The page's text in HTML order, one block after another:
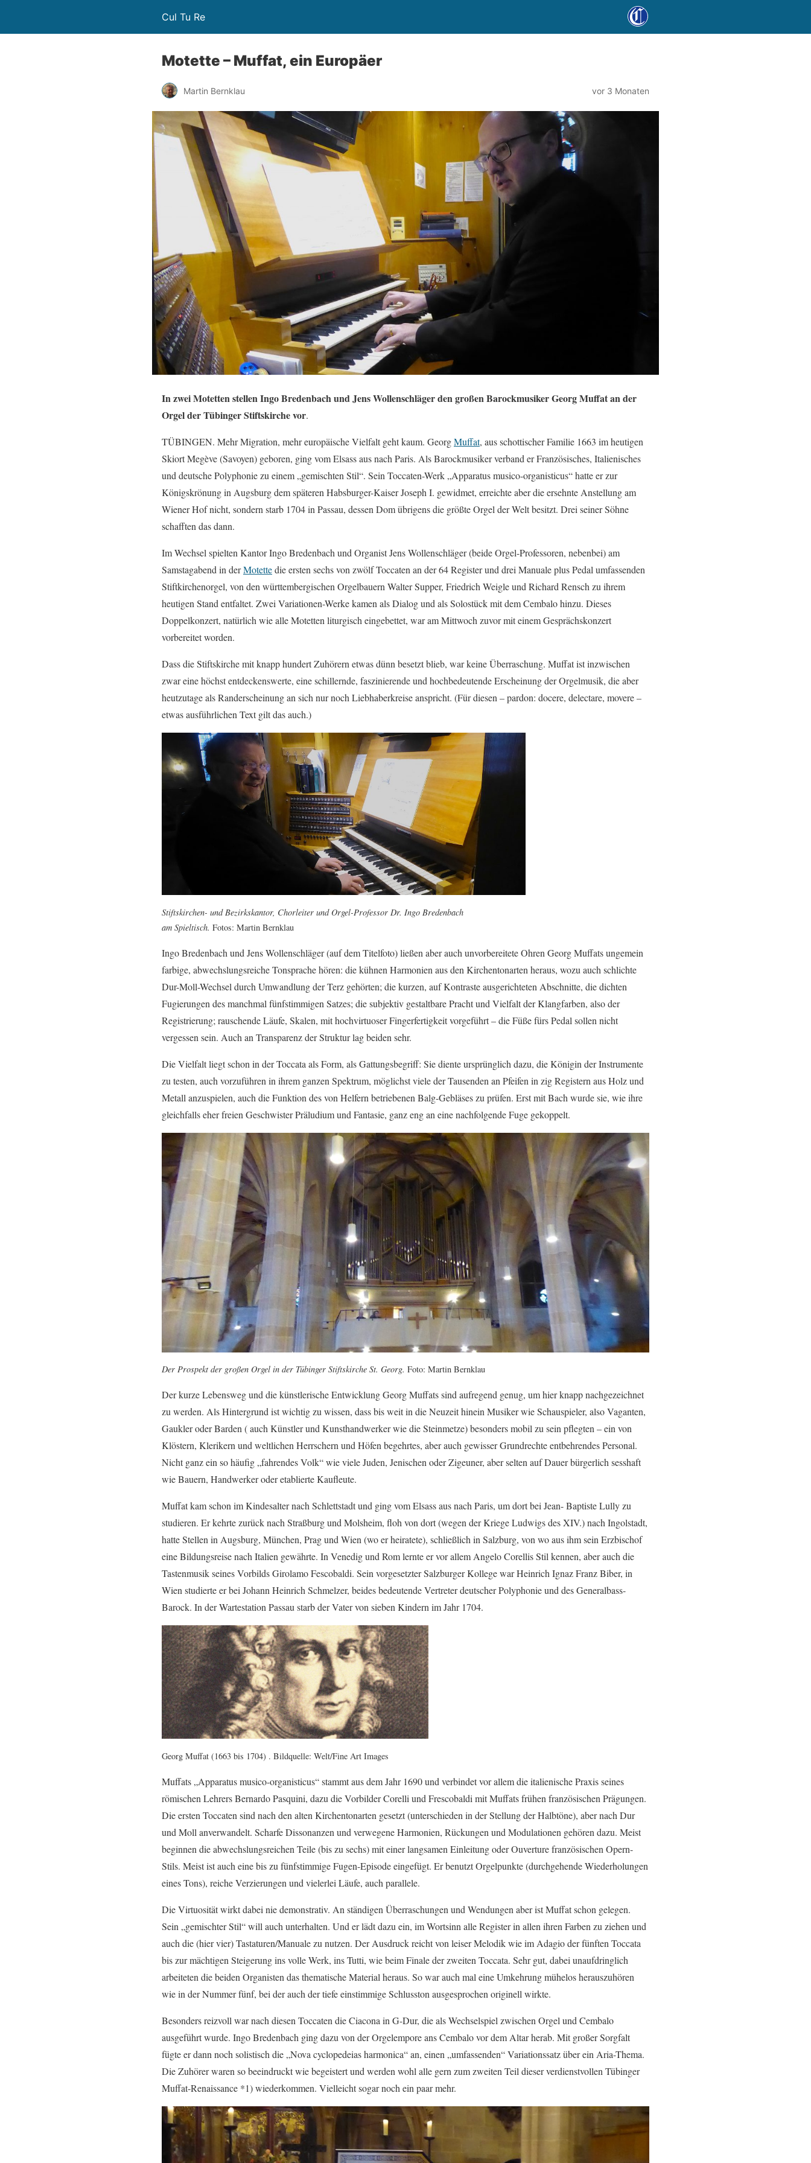
Cul Tu Re
Motette – Muffat, ein Europäer
Martin Bernklau vor 3 Monaten
In zwei Motetten stellen Ingo Bredenbach und Jens Wollenschläger den großen Barockmusiker Georg Muffat an der
Orgel der Tübinger Stiftskirche vor.
TÜBINGEN. Mehr Migration, mehr europäische Vielfalt geht kaum. GeorgMuffat, aus schottischer Familie 1663 im heutigen
Skiort Megève (Savoyen) geboren, ging vom Elsass aus nach Paris. Als Barockmusiker verband er Französisches, Italienisches
und deutsche Polyphonie zu einem „gemischten Stil“. Sein Toccaten-Werk „Apparatus musico-organisticus“ hatte er zur
Königskrönung in Augsburg dem späteren Habsburger-Kaiser Joseph I. gewidmet, erreichte aber die ersehnte Anstellung am
Wiener Hof nicht, sondern starb 1704 in Passau, dessen Dom übrigens die größte Orgel der Welt besitzt. Drei seiner Söhne
schafften das dann.
Im Wechsel spielten Kantor Ingo Bredenbach und Organist Jens Wollenschläger (beide Orgel-Professoren, nebenbei) am
Samstagabend in derMotettedie ersten sechs von zwölf Toccaten an der 64 Register und drei Manuale plus Pedal umfassenden
Stiftkirchenorgel, von den württembergischen Orgelbauern Walter Supper, Friedrich Weigle und Richard Rensch zu ihrem
heutigen Stand entfaltet. Zwei Variationen-Werke kamen als Dialog und als Solostück mit dem Cembalo hinzu. Dieses
Doppelkonzert, natürlich wie alle Motetten liturgisch eingebettet, war am Mittwoch zuvor mit einem Gesprächskonzert
vorbereitet worden.
Dass die Stiftskirche mit knapp hundert Zuhörern etwas dünn besetzt blieb, war keine Überraschung. Muffat ist inzwischen
zwar eine höchst entdeckenswerte, eine schillernde, faszinierende und hochbedeutende Erscheinung der Orgelmusik, die aber
heutzutage als Randerscheinung an sich nur noch Liebhaberkreise anspricht. (Für diesen – pardon: docere, delectare, movere –
etwas ausführlichen Text gilt das auch.)
Stiftskirchen- und Bezirkskantor, Chorleiter und Orgel-Professor Dr. Ingo Bredenbach
am Spieltisch. Fotos: Martin Bernklau
Ingo Bredenbach und Jens Wollenschläger (auf dem Titelfoto) ließen aber auch unvorbereitete Ohren Georg Muffats ungemein
farbige, abwechslungsreiche Tonsprache hören: die kühnen Harmonien aus den Kirchentonarten heraus, wozu auch schlichte
Dur-Moll-Wechsel durch Umwandlung der Terz gehörten; die kurzen, auf Kontraste ausgerichteten Abschnitte, die dichten
Fugierungen des manchmal fünfstimmigen Satzes; die subjektiv gestaltbare Pracht und Vielfalt der Klangfarben, also der
Registrierung; rauschende Läufe, Skalen, mit hochvirtuoser Fingerfertigkeit vorgeführt – die Füße fürs Pedal sollen nicht
vergessen sein. Auch an Transparenz der Struktur lag beiden sehr.
Die Vielfalt liegt schon in der Toccata als Form, als Gattungsbegriff: Sie diente ursprünglich dazu, die Königin der Instrumente
zu testen, auch vorzuführen in ihrem ganzen Spektrum, möglichst viele der Tausenden an Pfeifen in zig Registern aus Holz und
Metall anzuspielen, auch die Funktion des von Helfern betriebenen Balg-Gebläses zu prüfen. Erst mit Bach wurde sie, wie ihre
gleichfalls eher freien Geschwister Präludium und Fantasie, ganz eng an eine nachfolgende Fuge gekoppelt.
Der Prospekt der großen Orgel in der Tübinger Stiftskirche St. Georg. Foto: Martin Bernklau
Der kurze Lebensweg und die künstlerische Entwicklung Georg Muffats sind aufregend genug, um hier knapp nachgezeichnet
zu werden. Als Hintergrund ist wichtig zu wissen, dass bis weit in die Neuzeit hinein Musiker wie Schauspieler, also Vaganten,
Gaukler oder Barden ( auch Künstler und Kunsthandwerker wie die Steinmetze) besonders mobil zu sein pflegten – ein von
Klöstern, Klerikern und weltlichen Herrschern und Höfen begehrtes, aber auch gewisser Grundrechte entbehrendes Personal.
Nicht ganz ein so häufig „fahrendes Volk“ wie viele Juden, Jenischen oder Zigeuner, aber selten auf Dauer bürgerlich sesshaft
wie Bauern, Handwerker oder etablierte Kaufleute.
Muffat kam schon im Kindesalter nach Schlettstadt und ging vom Elsass aus nach Paris, um dort bei Jean- Baptiste Lully zu
studieren. Er kehrte zurück nach Straßburg und Molsheim, floh von dort (wegen der Kriege Ludwigs des XIV.) nach Ingolstadt,
hatte Stellen in Augsburg, München, Prag und Wien (wo er heiratete), schließlich in Salzburg, von wo aus ihm sein Erzbischof
eine Bildungsreise nach Italien gewährte. In Venedig und Rom lernte er vor allem Angelo Corellis Stil kennen, aber auch die
Tastenmusik seines Vorbilds Girolamo Fescobaldi. Sein vorgesetzter Salzburger Kollege war Heinrich Ignaz Franz Biber, in
Wien studierte er bei Johann Heinrich Schmelzer, beides bedeutende Vertreter deutscher Polyphonie und des Generalbass-
Barock. In der Wartestation Passau starb der Vater von sieben Kindern im Jahr 1704.
Georg Muffat (1663 bis 1704) . Bildquelle: Welt/Fine Art Images
Muffats „Apparatus musico-organisticus“ stammt aus dem Jahr 1690 und verbindet vor allem die italienische Praxis seines
römischen Lehrers Bernardo Pasquini, dazu die Vorbilder Corelli und Frescobaldi mit Muffats frühen französischen Prägungen.
Die ersten Toccaten sind nach den alten Kirchentonarten gesetzt (unterschieden in der Stellung der Halbtöne), aber nach Dur
und Moll anverwandelt. Scharfe Dissonanzen und verwegene Harmonien, Rückungen und Modulationen gehören dazu. Meist
beginnen die abwechslungsreichen Teile (bis zu sechs) mit einer langsamen Einleitung oder Ouverture französischen Opern-
Stils. Meist ist auch eine bis zu fünfstimmige Fugen-Episode eingefügt. Er benutzt Orgelpunkte (durchgehende Wiederholungen
eines Tons), reiche Verzierungen und vielerlei Läufe, auch parallele.
Die Virtuosität wirkt dabei nie demonstrativ. An ständigen Überraschungen und Wendungen aber ist Muffat schon gelegen.
Sein „gemischter Stil“ will auch unterhalten. Und er lädt dazu ein, im Wortsinn alle Register in allen ihren Farben zu ziehen und
auch die (hier vier) Tastaturen/Manuale zu nutzen. Der Ausdruck reicht von leiser Melodik wie im Adagio der fünften Toccata
bis zur mächtigen Steigerung ins volle Werk, ins Tutti, wie beim Finale der zweiten Toccata. Sehr gut, dabei unaufdringlich
arbeiteten die beiden Organisten das thematische Material heraus. So war auch mal eine Umkehrung mühelos herauszuhören
wie in der Nummer fünf, bei der auch der tiefe einstimmige Schlusston ausgesprochen originell wirkte.
Besonders reizvoll war nach diesen Toccaten die Ciacona in G-Dur, die als Wechselspiel zwischen Orgel und Cembalo
ausgeführt wurde. Ingo Bredenbach ging dazu von der Orgelempore ans Cembalo vor dem Altar herab. Mit großer Sorgfalt
fügte er dann noch solistisch die „Nova cyclopedeias harmonica“ an, einen „umfassenden“ Variationssatz über ein Aria-Thema.
Die Zuhörer waren so beeindruckt wie begeistert und werden wohl alle gern zum zweiten Teil dieser verdienstvollen Tübinger
Muffat-Renaissance *1) wiederkommen. Vielleicht sogar noch ein paar mehr.